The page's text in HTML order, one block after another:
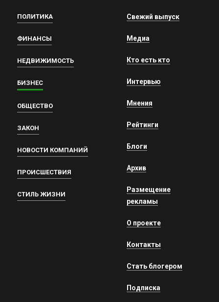
ПОЛИТИКА
ФИНАНСЫ
НЕДВИЖИМОСТЬ
БИЗНЕС
ОБЩЕСТВО
ЗАКОН
НОВОСТИ КОМПАНИЙ
ПРОИСШЕСТВИЯ
СТИЛЬ ЖИЗНИ
Свежий выпуск
Медиа
Кто есть кто
Интервью
Мнения
Рейтинги
Блоги
Архив
Размещение
рекламы
О проекте
Контакты
Стать блогером
Подписка